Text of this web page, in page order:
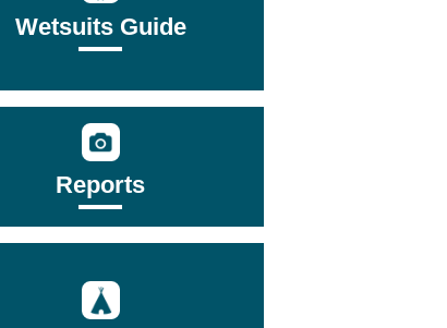
Wetsuits Guide
Reports